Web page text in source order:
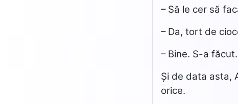
– Să le cer să
– Da, tort de
– Bine. S-a făcut.
Și de data asta,
orice.